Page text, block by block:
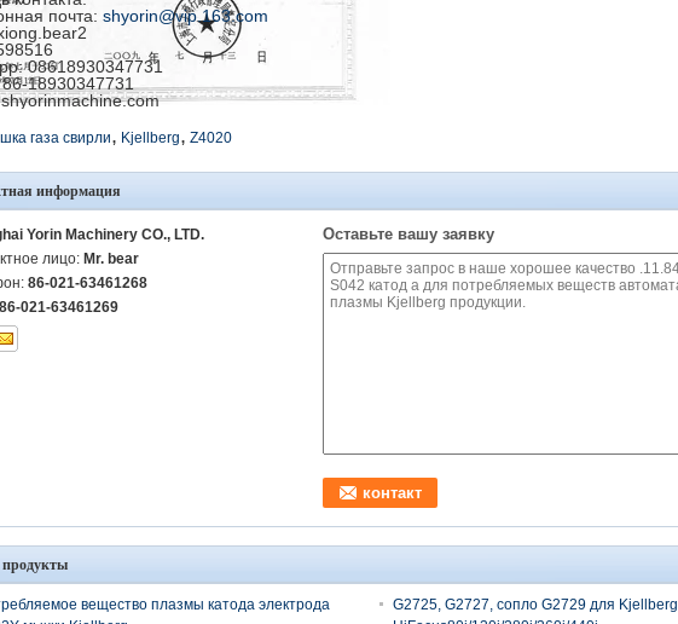
почта: shyorin@vip.163.com
08618930347731
18930347731
газа свирли, Kjellberg, Z4020
информация
Yorin Machinery CO., LTD.
лицо: Mr. bear
86-021-63461268
86-021-63461269
Оставьте вашу заявку
продукты
вещество плазмы катода электрода
G2725, G2727, сопло G2729 для Kjellberg